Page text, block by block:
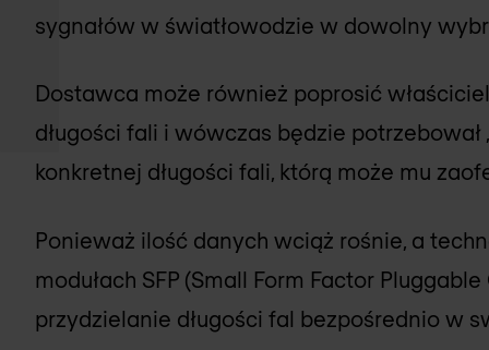
sygnałów w światłowodzie w dowolny
Dostawca może również poprosić
długości fali i wówczas będzie
konkretnej długości fali, którą może mu
Ponieważ ilość danych wciąż rośnie, a
modułach SFP (Small Form Factor
przydzielanie długości fal bezpośrednio w